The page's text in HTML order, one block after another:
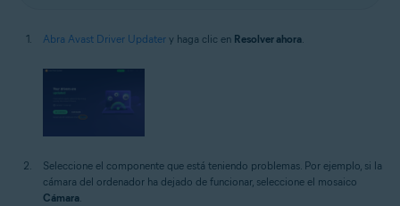
Abra Avast Driver Updater y haga clic en Resolver ahora.
Seleccione el componente que está teniendo problemas. Por ejemplo, si la
cámara del ordenador ha dejado de funcionar, seleccione el mosaico
Cámara.